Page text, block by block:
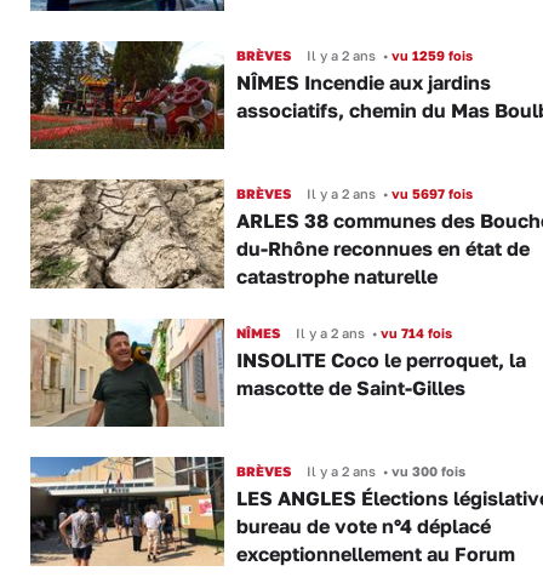
BRÈVES Il y a 2 ans •vu 1259 fois
NÎMES Incendie aux jardins
associatifs, chemin du Mas
BRÈVES Il y a 2 ans •vu 5697 fois
ARLES 38 communes des
du-Rhône reconnues en état de
catastrophe naturelle
NÎMES Il y a 2 ans •vu 714 fois
INSOLITE Coco le perroquet, la
mascotte de Saint-Gilles
BRÈVES Il y a 2 ans •vu 300 fois
LES ANGLES Élections
bureau de vote n°4 déplacé
exceptionnellement au Forum